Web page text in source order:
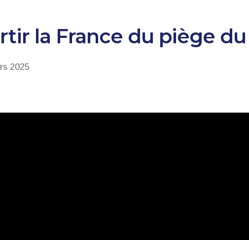
la France du piège
2025